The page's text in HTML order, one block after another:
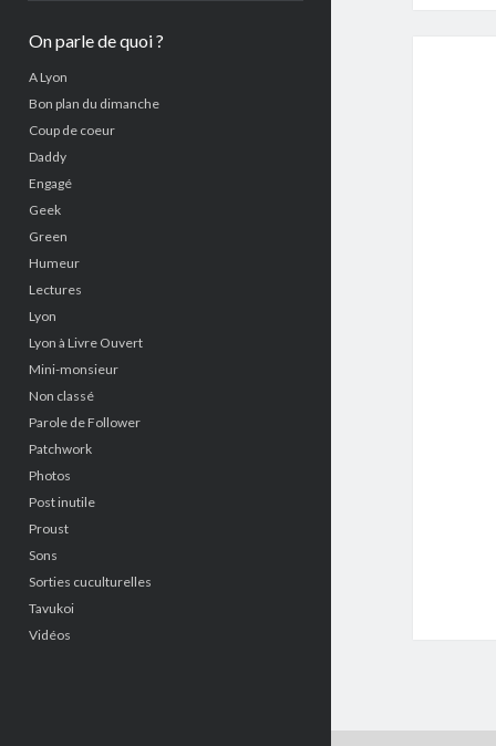
On parle de quoi ?
A Lyon
Bon plan du dimanche
Coup de coeur
Daddy
Engagé
Geek
Green
Humeur
Lectures
Lyon
Lyon à Livre Ouvert
Mini-monsieur
Non classé
Parole de Follower
Patchwork
Photos
Post inutile
Proust
Sons
Sorties cuculturelles
Tavukoi
Vidéos